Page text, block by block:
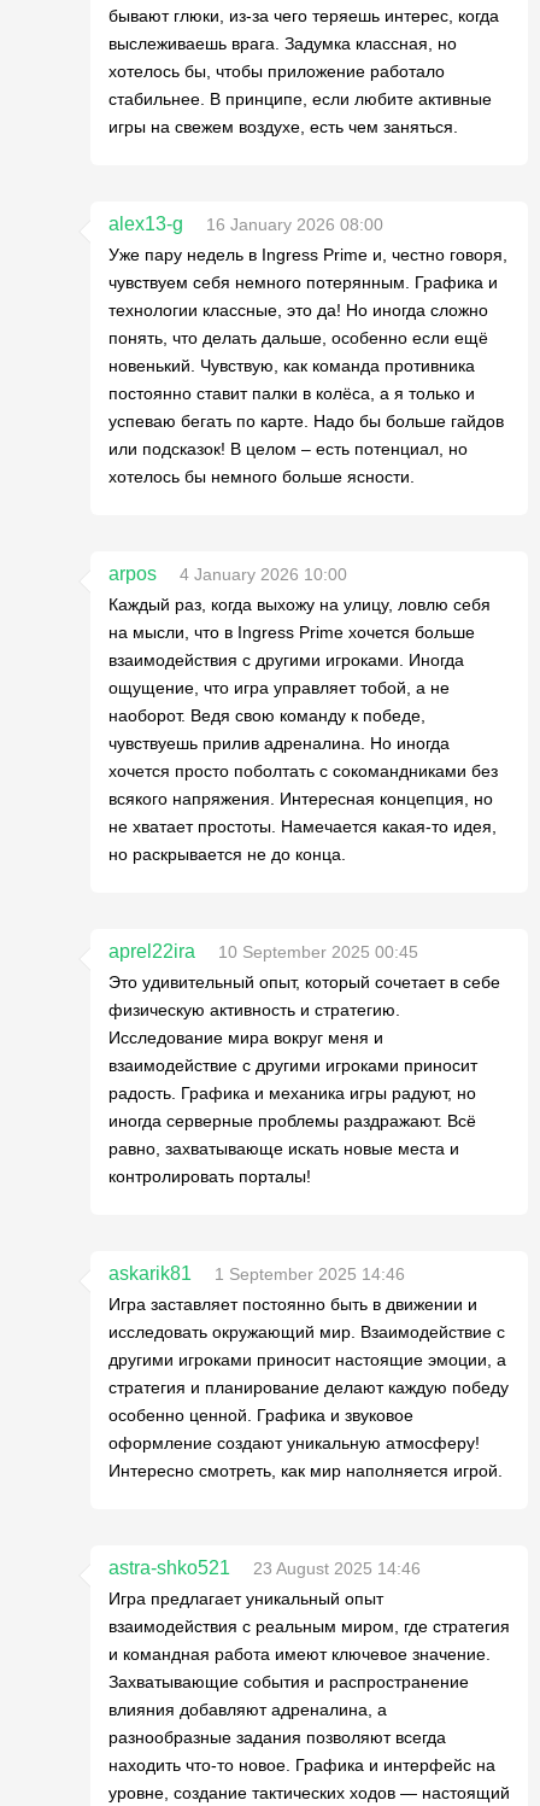
бывают глюки, из-за чего теряешь интерес, когда
выслеживаешь врага. Задумка классная, но
хотелось бы, чтобы приложение работало
стабильнее. В принципе, если любите активные
игры на свежем воздухе, есть чем заняться.
alex13-g
16 January 2026 08:00
Уже пару недель в Ingress Prime и, честно говоря,
чувствуем себя немного потерянным. Графика и
технологии классные, это да! Но иногда сложно
понять, что делать дальше, особенно если ещё
новенький. Чувствую, как команда противника
постоянно ставит палки в колёса, а я только и
успеваю бегать по карте. Надо бы больше гайдов
или подсказок! В целом – есть потенциал, но
хотелось бы немного больше ясности.
arpos
4 January 2026 10:00
Каждый раз, когда выхожу на улицу, ловлю себя
на мысли, что в Ingress Prime хочется больше
взаимодействия с другими игроками. Иногда
ощущение, что игра управляет тобой, а не
наоборот. Ведя свою команду к победе,
чувствуешь прилив адреналина. Но иногда
хочется просто поболтать с сокомандниками без
всякого напряжения. Интересная концепция, но
не хватает простоты. Намечается какая-то идея,
но раскрывается не до конца.
aprel22ira
10 September 2025 00:45
Это удивительный опыт, который сочетает в себе
физическую активность и стратегию.
Исследование мира вокруг меня и
взаимодействие с другими игроками приносит
радость. Графика и механика игры радуют, но
иногда серверные проблемы раздражают. Всё
равно, захватывающе искать новые места и
контролировать порталы!
askarik81
1 September 2025 14:46
Игра заставляет постоянно быть в движении и
исследовать окружающий мир. Взаимодействие с
другими игроками приносит настоящие эмоции, а
стратегия и планирование делают каждую победу
особенно ценной. Графика и звуковое
оформление создают уникальную атмосферу!
Интересно смотреть, как мир наполняется игрой.
astra-shko521
23 August 2025 14:46
Игра предлагает уникальный опыт
взаимодействия с реальным миром, где стратегия
и командная работа имеют ключевое значение.
Захватывающие события и распространение
влияния добавляют адреналина, а
разнообразные задания позволяют всегда
находить что-то новое. Графика и интерфейс на
уровне, создание тактических ходов — настоящий